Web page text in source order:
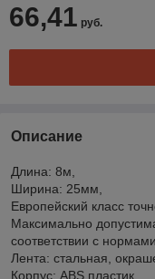
66,41 руб.
Описание
Длина: 8м,
Ширина: 25мм,
Европейский класс
Максимально
соответствии с
Лента: стальная,
Корпус: ABS пластик,